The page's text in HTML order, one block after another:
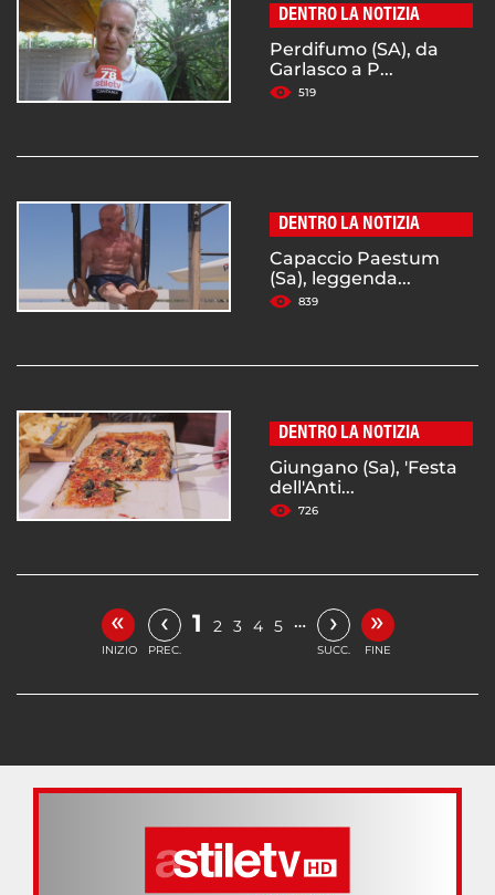
DENTRO LA NOTIZIA
Perdifumo (SA), da
Garlasco a P...
519
DENTRO LA NOTIZIA
Capaccio Paestum
(Sa), leggenda...
839
DENTRO LA NOTIZIA
Giungano (Sa), 'Festa
dell'Anti...
726
«
INIZIO
‹
PREC.
1 2 3 4 5 … ›
SUCC.
»
FINE